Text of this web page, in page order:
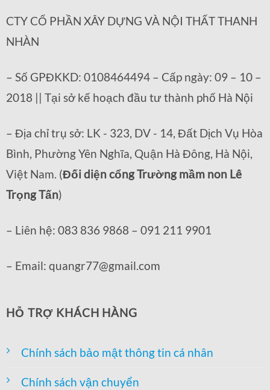
CTY CỔ PHẦN XÂY DỰNG VÀ NỘI THẤT THANH
NHÀN
– Số GPĐKKD: 0108464494 – Cấp ngày: 09 – 10 –
2018 || Tại sở kế hoạch đầu tư thành phố Hà Nội
– Địa chỉ trụ sở: LK - 323, DV - 14, Đất Dịch Vụ Hòa
Bình, Phường Yên Nghĩa, Quận Hà Đông, Hà Nội,
Việt Nam. (Đối diện cổng Trường mầm non Lê
Trọng Tấn)
– Liên hệ: 083 836 9868 – 091 211 9901
– Email: quangr77@gmail.com
HỖ TRỢ KHÁCH HÀNG
Chính sách bảo mật thông tin cá nhân
Chính sách vận chuyển